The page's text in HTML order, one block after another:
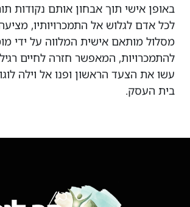
באופן אישי תוך אבחון אותם נקודות
לכל אדם לגלוש אל התמכרויותיו, מציעה
מסלול מותאם אישית המלווה על ידי
להתמכרויות, המאפשר חזרה לחיים
עשו את הצעד הראשון ופנו אל וילה
בית העסק.